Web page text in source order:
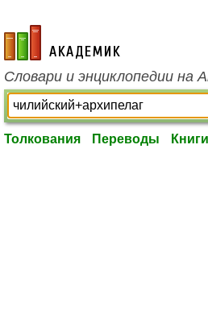
academic.ru
Словари и энциклопедии на
Толкования Переводы Книги